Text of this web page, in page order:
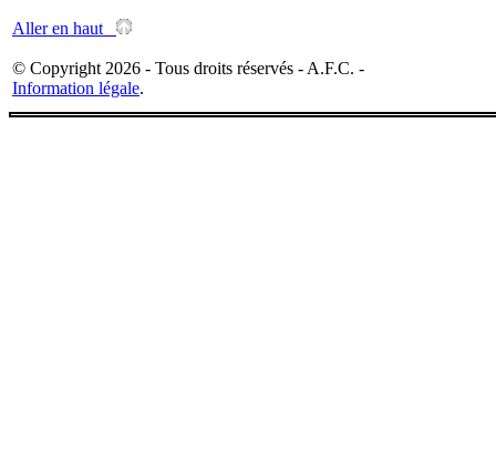
Aller en haut
© Copyright 2026 - Tous droits réservés - A.F.C. -
Information légale.